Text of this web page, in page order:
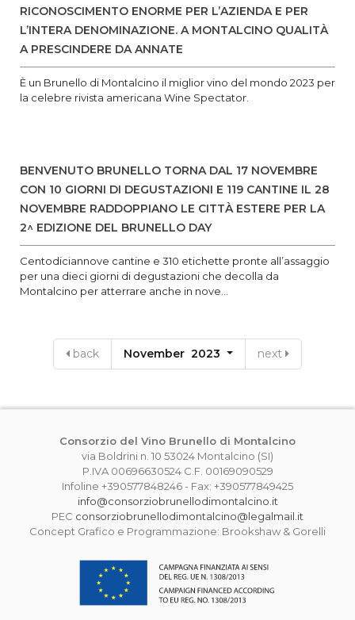
RICONOSCIMENTO ENORME PER L’AZIENDA E PER
L’INTERA DENOMINAZIONE. A MONTALCINO QUALITÀ
A PRESCINDERE DA ANNATE
È un Brunello di Montalcino il miglior vino del mondo 2023 per
la celebre rivista americana Wine Spectator.
BENVENUTO BRUNELLO TORNA DAL 17 NOVEMBRE
CON 10 GIORNI DI DEGUSTAZIONI E 119 CANTINE IL 28
NOVEMBRE RADDOPPIANO LE CITTÀ ESTERE PER LA
2^ EDIZIONE DEL BRUNELLO DAY
Centodiciannove cantine e 310 etichette pronte all’assaggio
per una dieci giorni di degustazioni che decolla da
Montalcino per atterrare anche in nove...
back November 2023 next
Consorzio del Vino Brunello di Montalcino
via Boldrini n. 10 53024 Montalcino (SI)
P.IVA 00696630524 C.F. 00169090529
Infoline +390577848246 - Fax: +390577849425
info@consorziobrunellodimontalcino.it
PEC consorziobrunellodimontalcino@legalmail.it
Concept Grafico e Programmazione: Brookshaw & Gorelli